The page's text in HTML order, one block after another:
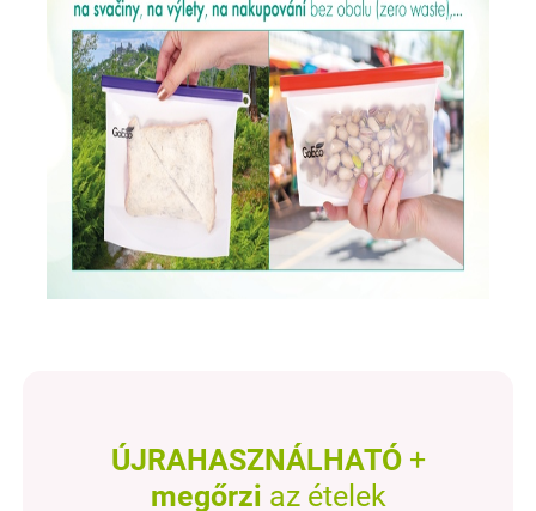
ÚJRAHASZNÁLHATÓ+
megőrzi az ételek